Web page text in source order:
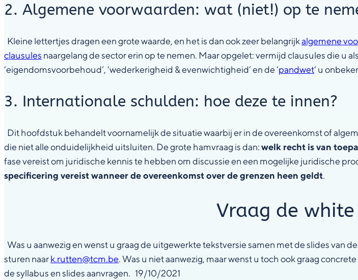
2. Algemene voorwaarden: wat (niet!) op te
Kleine lettertjes dragen een grote waarde, en het is dan ook zeer belangrijkalgemene
clausules naargelang de sector erin op te nemen. Maar opgelet: vermijd clausules die
‘eigendomsvoorbehoud’, ‘wederkerigheid & evenwichtigheid’ en de ‘pandwet’ u
3. Internationale schulden: hoe deze te innen?
Dit hoofdstuk behandelt voornamelijk de situatie waarbij er in de overeenkomst of
die niet alle onduidelijkheid uitsluiten. De grote hamvraag is dan:welk recht is van
fase vereist om juridische kennis te hebben om discussie en een mogelijke juridische
specificering vereist wanneer de overeenkomst over de grenzen heen geldt.
Vraag de
Was u aanwezig en wenst u graag de uitgewerkte tekstversie samen met de slides van
sturen naark.rutten@tcm.be. Was u niet aanwezig, maar wenst u toch ook graag
de syllabus en slides aanvragen. 19/10/2021